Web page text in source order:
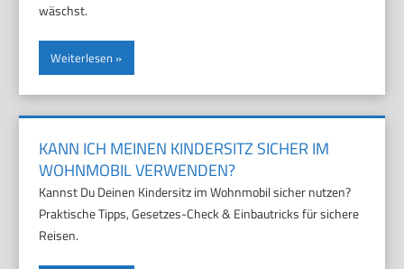
wäschst.
Weiterlesen
KANN ICH MEINEN KINDERSITZ SICHER IM
WOHNMOBIL VERWENDEN?
Kannst Du Deinen Kindersitz im Wohnmobil sicher nutzen?
Praktische Tipps, Gesetzes-Check & Einbautricks für sichere
Reisen.